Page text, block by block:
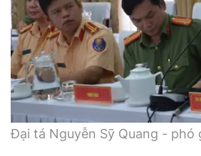
Công đoàn
Showbiz
Điện ảnh
Âm nhạc
tế
Đi ++
Du lịch
Đại tá Nguyễn Sỹ Quang - phó